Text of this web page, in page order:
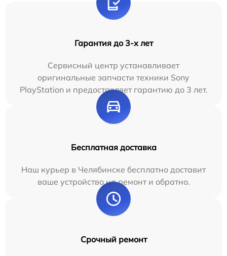
Гарантия до 3-х лет
Сервисный центр устанавливает
оригинальные запчасти техники Sony
PlayStation и предоставляет гарантию до 3 лет.
Бесплатная доставка
Наш курьер в Челябинске бесплатно доставит
ваше устройство на ремонт и обратно.
Срочный ремонт